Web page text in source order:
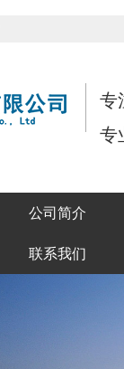
专
专
公司简介
联系我们